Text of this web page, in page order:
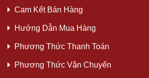
Cam Kết Bán Hàng
Hướng Dẫn Mua Hàng
Phương Thức Thanh Toán
Phương Thức Vận Chuyển